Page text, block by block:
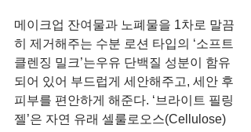
메이크업 잔여물과 노폐물을 1차로 말끔
히 제거해주는 수분 로션 타입의 ‘소프트
클렌징 밀크’는우유 단백질 성분이 함유
되어 있어 부드럽게 세안해주고, 세안 후
피부를 편안하게 해준다. ‘브라이트 필링
젤’은 자연 유래 셀룰로오스(Cellulose)